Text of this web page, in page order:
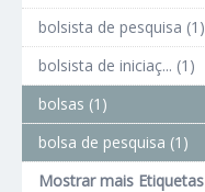
bolsista de pesquisa (1)
bolsista de iniciaç... (1)
bolsas (1)
bolsa de pesquisa (1)
Mostrar mais Etiquetas